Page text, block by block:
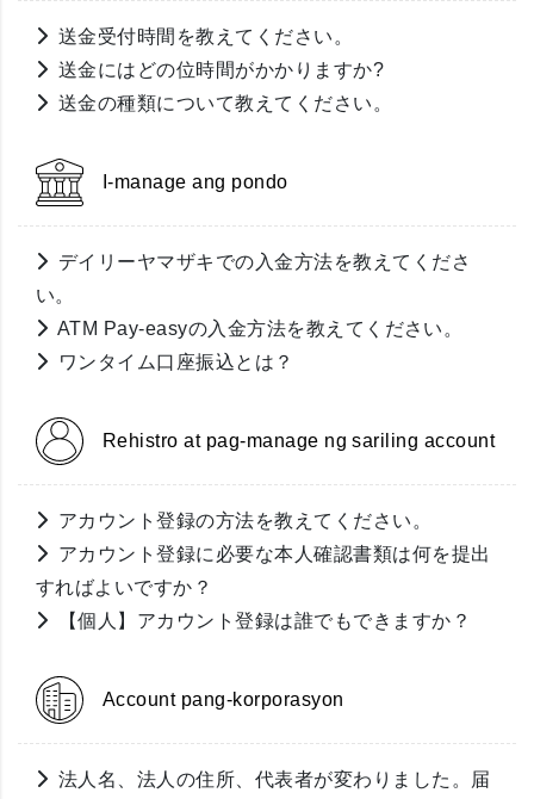
送金受付時間を教えてください。
送金にはどの位時間がかかりますか?
送金の種類について教えてください。
I-manage ang pondo
デイリーヤマザキでの入金方法を教えてくださ
い。
ATM Pay-easyの入金方法を教えてください。
ワンタイム口座振込とは？
Rehistro at pag-manage ng sariling account
アカウント登録の方法を教えてください。
アカウント登録に必要な本人確認書類は何を提出
すればよいですか？
【個人】アカウント登録は誰でもできますか？
Account pang-korporasyon
法人名、法人の住所、代表者が変わりました。届